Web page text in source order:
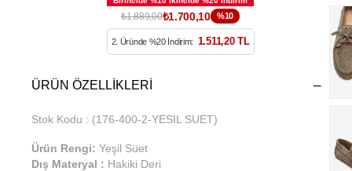
₺1.889,00₺1.700,10 %10
2. Üründe %20 İndirim: 1.511,20 TL
ÜRÜN ÖZELLIKLERI
Stok Kodu (176-400-2-YESIL SUET)
Ürün Rengi: Yeşil Süet
Dış Materyal : Hakiki Deri